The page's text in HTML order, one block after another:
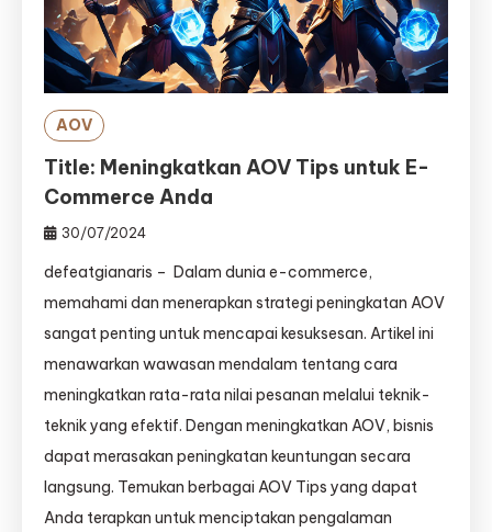
AOV
Title: Meningkatkan AOV Tips untuk E-
Commerce Anda
30/07/2024
defeatgianaris – Dalam dunia e-commerce,
memahami dan menerapkan strategi peningkatan AOV
sangat penting untuk mencapai kesuksesan. Artikel ini
menawarkan wawasan mendalam tentang cara
meningkatkan rata-rata nilai pesanan melalui teknik-
teknik yang efektif. Dengan meningkatkan AOV, bisnis
dapat merasakan peningkatan keuntungan secara
langsung. Temukan berbagai AOV Tips yang dapat
Anda terapkan untuk menciptakan pengalaman